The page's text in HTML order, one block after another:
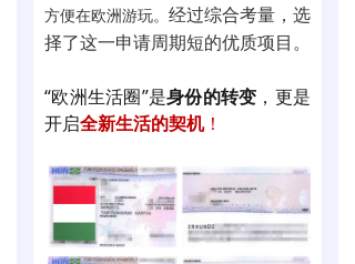
方便在欧洲游玩。 经过综合考量，选
择了这一申请周期短的优质项目。
“欧洲生活圈”是身份的转变 ，更是
开启全新生活的契机！